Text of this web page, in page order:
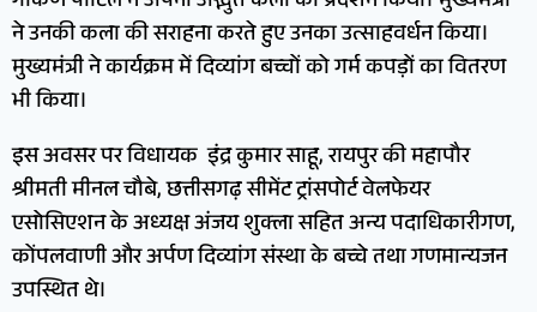
ने उनकी कला की सराहना करते हुए उनका उत्साहवर्धन किया।
मुख्यमंत्री ने कार्यक्रम में दिव्यांग बच्चों को गर्म कपड़ों का वितरण
भी किया।
इस अवसर पर विधायक इंद्र कुमार साहू, रायपुर की महापौर
श्रीमती मीनल चौबे, छत्तीसगढ़ सीमेंट ट्रांसपोर्ट वेलफेयर
एसोसिएशन के अध्यक्ष अंजय शुक्ला सहित अन्य पदाधिकारीगण,
कोंपलवाणी और अर्पण दिव्यांग संस्था के बच्चे तथा गणमान्यजन
उपस्थित थे।